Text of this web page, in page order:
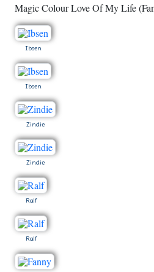
Magic Colour Love Of My Life
Ibsen
Ibsen
Zindie
Zindie
Ralf
Ralf